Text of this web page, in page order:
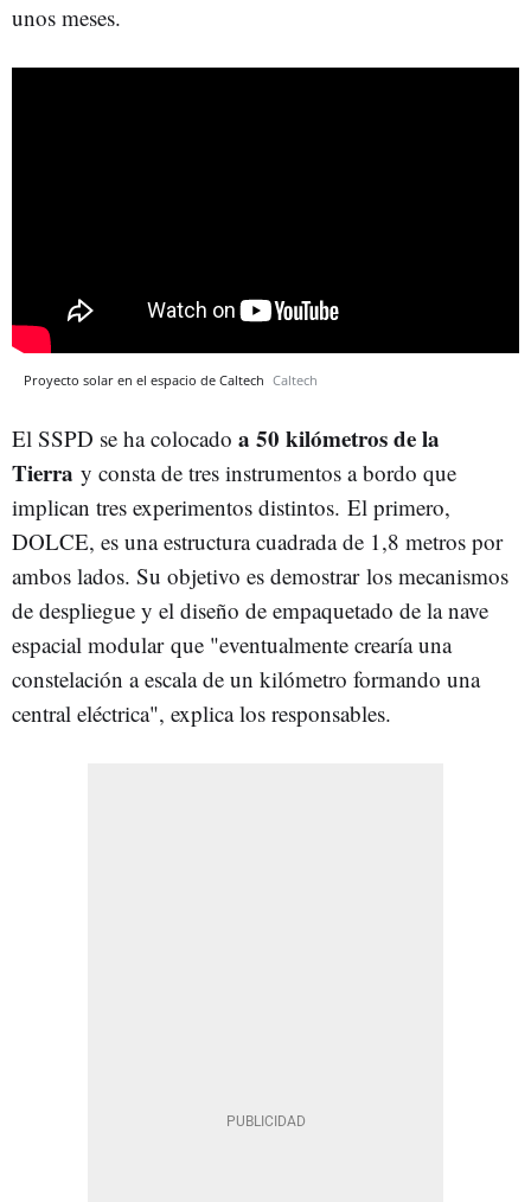
unos meses.
Proyecto solar en el espacio de Caltech Caltech
El SSPD se ha colocado a 50 kilómetros de la
Tierra y consta de tres instrumentos a bordo que
implican tres experimentos distintos. El primero,
DOLCE, es una estructura cuadrada de 1,8 metros por
ambos lados. Su objetivo es demostrar los mecanismos
de despliegue y el diseño de empaquetado de la nave
espacial modular que "eventualmente crearía una
constelación a escala de un kilómetro formando una
central eléctrica", explica los responsables.